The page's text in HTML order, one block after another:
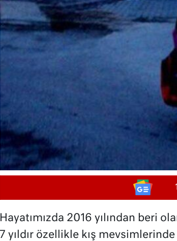
Hayatımızda 2016 yılından beri
7 yıldır özellikle kış